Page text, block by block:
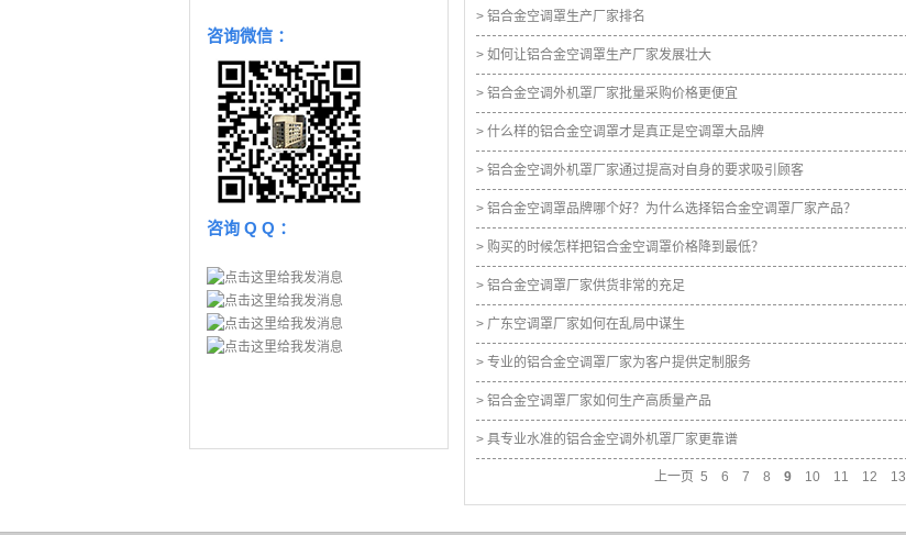
咨询微信 ：
咨询 Q Q ：
> 铝合金空调罩生产厂家排名
> 如何让铝合金空调罩生产厂家发展壮大
> 铝合金空调外机罩厂家批量采购价格更便宜
> 什么样的铝合金空调罩才是真正是空调罩大品牌
> 铝合金空调外机罩厂家通过提高对自身的要求吸引顾客
> 铝合金空调罩品牌哪个好？为什么选择铝合金空调罩厂家产品？
> 购买的时候怎样把铝合金空调罩价格降到最低？
> 铝合金空调罩厂家供货非常的充足
> 广东空调罩厂家如何在乱局中谋生
> 专业的铝合金空调罩厂家为客户提供定制服务
> 铝合金空调罩厂家如何生产高质量产品
> 具专业水准的铝合金空调外机罩厂家更靠谱
上一页 5 6 7 8 9 10 11 12 13